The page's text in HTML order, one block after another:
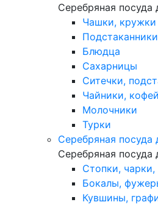
Серебряная посуда
Чашки, кружки
Подстаканники
Блюдца
Сахарницы
Ситечки,
Чайники,
Молочники
Турки
Серебряная посуда
Серебряная посуда
Стопки,
Бокалы,
Кувшины,